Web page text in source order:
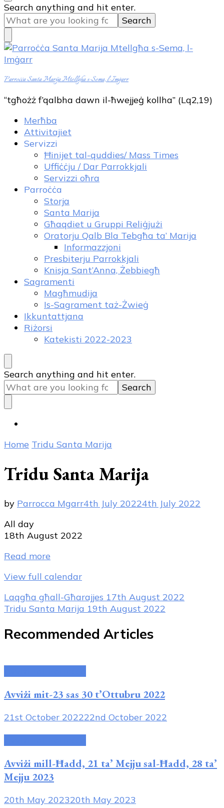
Looking
for
Something?
Search anything and hit enter.
Parroċċa Santa Marija Mtellgħa s-Sema, l-Imġarr
“tgħożż f’qalbha dawn il-ħwejjeġ kollha” (Lq2,19)
Merħba
Attivitajiet
Servizzi
Ħinijet tal-quddies/ Mass Times
Uffiċċju / Dar Parrokkjali
Servizzi oħra
Parroċċa
Storja
Santa Marija
Għaqdiet u Gruppi Reliġjużi
Oratorju Qalb Bla Tebgħa ta’ Marija
Informazzjoni
Presbiterju Parrokkjali
Knisja Sant’Anna, Żebbiegħ
Sagramenti
Magħmudija
Is-Sagrament taż-Żwieġ
Ikkuntattjana
Riżorsi
Katekisti 2022-2023
Looking
for
Something?
Search anything and hit enter.
Home Tridu Santa Marija
Tridu Santa Marija
by Parrocca Mgarr4th July 20224th July 2022
Tridu
Santa
All day
18th August 2022
Read more
View full calendar
Post
Navigation
Laqgħa għall-Għarajjes 17th August 2022
Tridu Santa Marija 19th August 2022
Recommended Articles
Avviżi mit-23 sas 30 t’Ottubru 2022
21st October 202222nd October 2022
Avviżi mill-Ħadd, 21 ta’ Mejju sal-Ħadd, 28 ta’
Mejju2023
20th May 202320th May 2023